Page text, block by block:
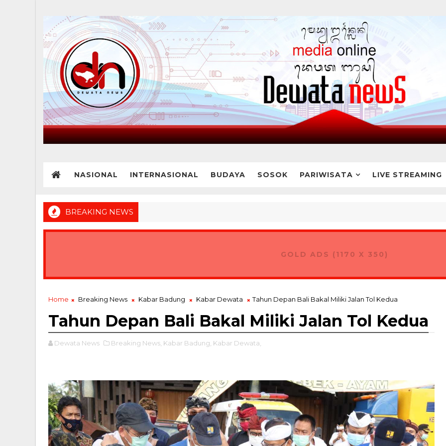
NASIONAL INTERNASIONAL BUDAYA SOSOK PARIWISATA LIVE STREAMING
BREAKING NEWS
BREAKING NEWS Bawa Misi Lingkungan, Gubernur Koster Lepas Kontingan Pramuka Bali Menuju Jambore Nasional XII di
GOLD ADS (1170 X 350)
Home Breaking News Kabar Badung Kabar Dewata Tahun Depan Bali Bakal Miliki Jalan Tol Kedua
Tahun Depan Bali Bakal Miliki Jalan Tol Kedua
Dewata News Breaking News, Kabar Badung, Kabar Dewata,